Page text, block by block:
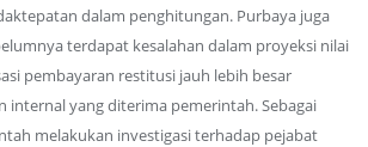
dalam penghitungan. Purbaya juga
terdapat kesalahan dalam proyeksi nilai
pembayaran restitusi jauh lebih besar
internal yang diterima pemerintah. Sebagai
melakukan investigasi terhadap pejabat